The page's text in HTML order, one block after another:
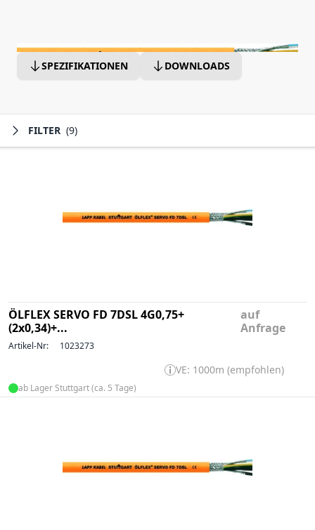
SPEZIFIKATIONEN DOWNLOADS
FILTER (9)
ÖLFLEX SERVO FD 7DSL 4G0,75+
(2x0,34)+...
auf
Anfrage
Artikel-Nr: 1023273
VE: 1000m (empfohlen)
ab Lager Stuttgart (ca. 5 Tage)